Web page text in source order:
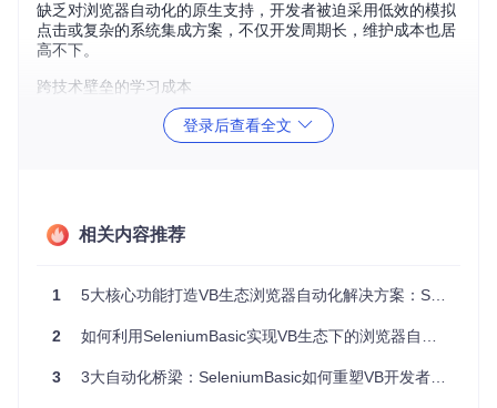
缺乏对浏览器自动化的原生支持，开发者被迫采用低效的模拟
点击或复杂的系统集成方案，不仅开发周期长，维护成本也居
高不下。
跨技术壁垒的学习成本
当面临浏览器自动化需求时，VB开发者通常有两个选择：学习
Python等新语言的Selenium绑定，或使用功能有限的VBScript
企业级可靠性的缺失
稳定性不足等问题，难以满足企业级应用对可靠性和稳定性的
交互时，这些工具常常力不从心。
SeleniumBasic：VB生态的浏览器自动化革命
登录后查看全文
相关内容推荐
1 5大核心功能打造VB生态浏览器自动化解决方案：SeleniumBasic赋能传统开发的实践指南
2 如何利用SeleniumBasic实现VB生态下的浏览器自动化
3 3大自动化桥梁：SeleniumBasic如何重塑VB开发者的工作流